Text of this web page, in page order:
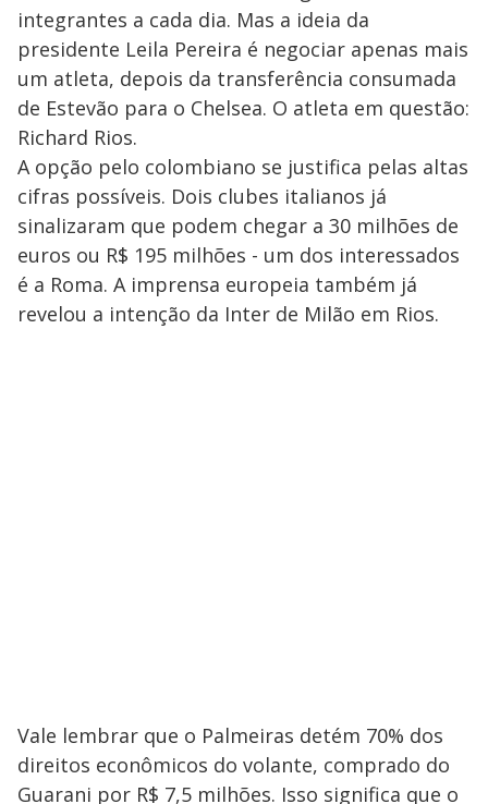
integrantes a cada dia. Mas a ideia da
presidente Leila Pereira é negociar apenas mais
um atleta, depois da transferência consumada
de Estevão para o Chelsea. O atleta em questão:
Richard Rios.
A opção pelo colombiano se justifica pelas altas
cifras possíveis. Dois clubes italianos já
sinalizaram que podem chegar a 30 milhões de
euros ou R$ 195 milhões - um dos interessados
é a Roma. A imprensa europeia também já
revelou a intenção da Inter de Milão em Rios.
Vale lembrar que o Palmeiras detém 70% dos
direitos econômicos do volante, comprado do
Guarani por R$ 7,5 milhões. Isso significa que o